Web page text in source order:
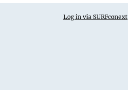
Log in via SURFconext